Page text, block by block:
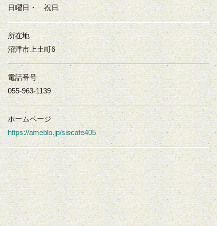
日曜日・ 祝日
所在地
沼津市上土町6
電話番号
055-963-1139
ホームページ
https://ameblo.jp/siscafe405